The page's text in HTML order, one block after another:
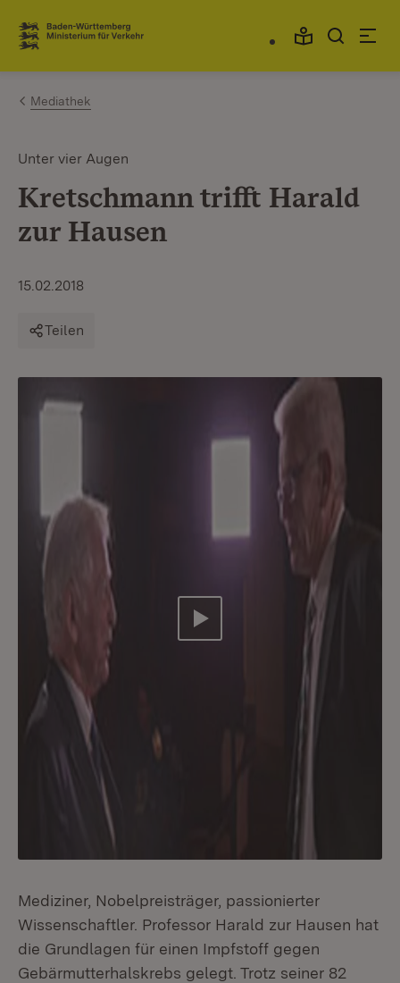
Zum Inhalt springen
Link zur Startseite
Mediathek
Unter vier Augen
Kretschmann trifft Harald
zur Hausen
15.02.2018
Teilen
Video abspielen
Mediziner, Nobelpreisträger, passionierter
Wissenschaftler. Professor Harald zur Hausen hat
die Grundlagen für einen Impfstoff gegen
Gebärmutterhalskrebs gelegt. Trotz seiner 82